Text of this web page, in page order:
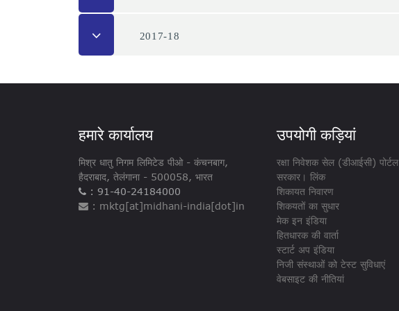
2017-18
हमारे कार्यालय
मिश्र धातु निगम लिमिटेड पीओ - ​​कंचनबाग,
हैदराबाद, तेलंगाना - 500058, भारत
: 91-40-24184000
: mktg[at]midhani-india[dot]in
उपयोगी कड़ियां
रक्षा निवेशक सेल (डीआईसी) पोर्टल
सरकार। लिंक
शिकायत निवारण
शिकयतों का सुधार
मेक इन इंडिया
हितधारक की वार्ता
स्टार्ट अप इंडिया
निजी संस्थाओं को टेस्ट सुविधाएं
वेबसाइट की नीतियां